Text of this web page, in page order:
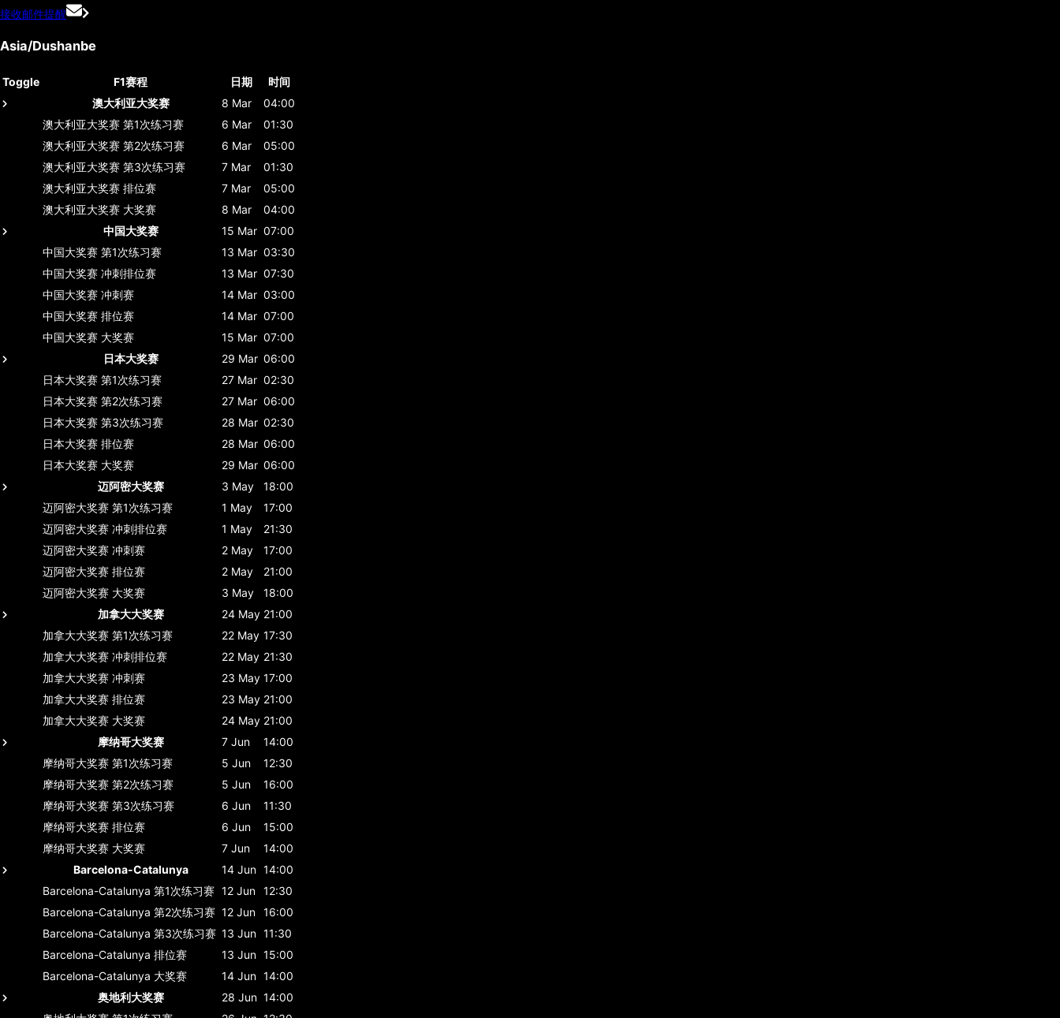
接收邮件提醒
Asia/Dushanbe
Toggle F1赛程 日期
时间
澳大利亚大奖赛
8 Mar
04:00
澳大利亚大奖赛 第1次练习赛 6 Mar
01:30
澳大利亚大奖赛 第2次练习赛 6 Mar
05:00
澳大利亚大奖赛 第3次练习赛 7 Mar
01:30
澳大利亚大奖赛 排位赛 7 Mar
05:00
澳大利亚大奖赛 大奖赛 8 Mar
04:00
中国大奖赛
15 Mar 07:00
中国大奖赛 第1次练习赛 13 Mar 03:30
中国大奖赛 冲刺排位赛 13 Mar 07:30
中国大奖赛 冲刺赛 14 Mar 03:00
中国大奖赛 排位赛 14 Mar 07:00
中国大奖赛 大奖赛 15 Mar 07:00
日本大奖赛
29 Mar 06:00
日本大奖赛 第1次练习赛 27 Mar 02:30
日本大奖赛 第2次练习赛 27 Mar 06:00
日本大奖赛 第3次练习赛 28 Mar 02:30
日本大奖赛 排位赛 28 Mar 06:00
日本大奖赛 大奖赛 29 Mar 06:00
迈阿密大奖赛
3 May
18:00
迈阿密大奖赛 第1次练习赛 1 May
17:00
迈阿密大奖赛 冲刺排位赛 1 May
21:30
迈阿密大奖赛 冲刺赛 2 May
17:00
迈阿密大奖赛 排位赛 2 May
21:00
迈阿密大奖赛 大奖赛 3 May
18:00
加拿大大奖赛
24 May 21:00
加拿大大奖赛 第1次练习赛 22 May 17:30
加拿大大奖赛 冲刺排位赛 22 May 21:30
加拿大大奖赛 冲刺赛 23 May 17:00
加拿大大奖赛 排位赛 23 May 21:00
加拿大大奖赛 大奖赛 24 May 21:00
摩纳哥大奖赛
7 Jun
14:00
摩纳哥大奖赛 第1次练习赛 5 Jun
12:30
摩纳哥大奖赛 第2次练习赛 5 Jun
16:00
摩纳哥大奖赛 第3次练习赛 6 Jun
11:30
摩纳哥大奖赛 排位赛 6 Jun
15:00
摩纳哥大奖赛 大奖赛 7 Jun
14:00
Barcelona-Catalunya
14 Jun 14:00
Barcelona-Catalunya 第1次练习赛 12 Jun 12:30
Barcelona-Catalunya 第2次练习赛 12 Jun 16:00
Barcelona-Catalunya 第3次练习赛 13 Jun 11:30
Barcelona-Catalunya 排位赛 13 Jun 15:00
Barcelona-Catalunya 大奖赛 14 Jun 14:00
奥地利大奖赛
28 Jun 14:00